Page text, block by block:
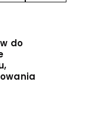
do